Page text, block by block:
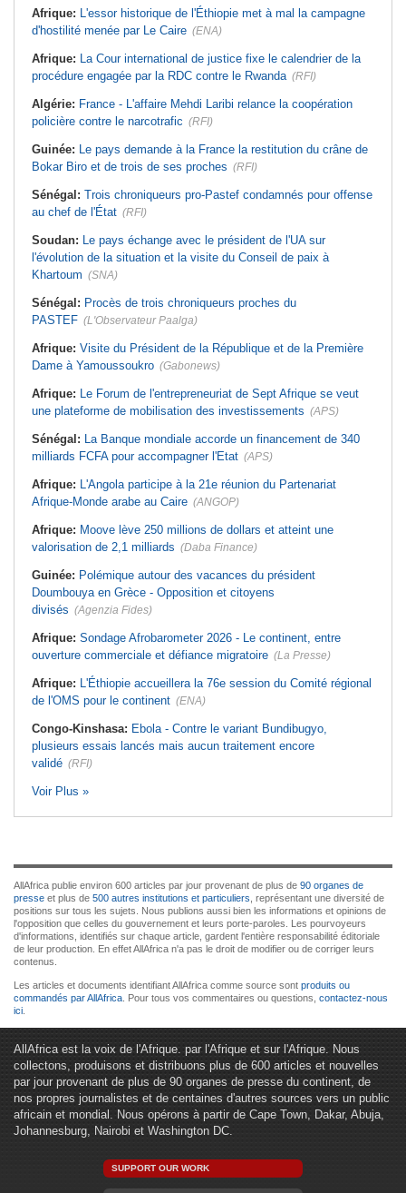
Afrique: L'essor historique de l'Éthiopie met à mal la campagne
d'hostilité menée par Le Caire (ENA)
Afrique: La Cour international de justice fixe le calendrier de la
procédure engagée par la RDC contre le Rwanda (RFI)
Algérie: France - L'affaire Mehdi Laribi relance la coopération
policière contre le narcotrafic (RFI)
Guinée: Le pays demande à la France la restitution du crâne de
Bokar Biro et de trois de ses proches (RFI)
Sénégal: Trois chroniqueurs pro-Pastef condamnés pour offense
au chef de l'État (RFI)
Soudan: Le pays échange avec le président de l'UA sur
l'évolution de la situation et la visite du Conseil de paix à
Khartoum (SNA)
Sénégal: Procès de trois chroniqueurs proches du
PASTEF (L'Observateur Paalga)
Afrique: Visite du Président de la République et de la Première
Dame à Yamoussoukro (Gabonews)
Afrique: Le Forum de l'entrepreneuriat de Sept Afrique se veut
une plateforme de mobilisation des investissements (APS)
Sénégal: La Banque mondiale accorde un financement de 340
milliards FCFA pour accompagner l'Etat (APS)
Afrique: L'Angola participe à la 21e réunion du Partenariat
Afrique-Monde arabe au Caire (ANGOP)
Afrique: Moove lève 250 millions de dollars et atteint une
valorisation de 2,1 milliards (Daba Finance)
Guinée: Polémique autour des vacances du président
Doumbouya en Grèce - Opposition et citoyens
divisés (Agenzia Fides)
Afrique: Sondage Afrobarometer 2026 - Le continent, entre
ouverture commerciale et défiance migratoire (La Presse)
Afrique: L'Éthiopie accueillera la 76e session du Comité régional
de l'OMS pour le continent (ENA)
Congo-Kinshasa: Ebola - Contre le variant Bundibugyo,
plusieurs essais lancés mais aucun traitement encore
validé (RFI)
Voir Plus »
AllAfrica publie environ 600 articles par jour provenant de plus de 90 organes de
presse et plus de 500 autres institutions et particuliers , représentant une diversité de
positions sur tous les sujets. Nous publions aussi bien les informations et opinions de
l'opposition que celles du gouvernement et leurs porte-paroles. Les pourvoyeurs
d'informations, identifiés sur chaque article, gardent l'entière responsabilité éditoriale
de leur production. En effet AllAfrica n'a pas le droit de modifier ou de corriger leurs
contenus.
Les articles et documents identifiant AllAfrica comme source sont produits ou
commandés par AllAfrica . Pour tous vos commentaires ou questions, contactez-nous
ici
AllAfrica est la voix de l'Afrique. par l'Afrique et sur l'Afrique. Nous
collectons, produisons et distribuons plus de 600 articles et nouvelles
par jour provenant de plus de 90 organes de presse du continent, de
nos propres journalistes et de centaines d'autres sources vers un public
africain et mondial. Nous opérons à partir de Cape Town, Dakar, Abuja,
Johannesburg, Nairobi et Washington DC.
SUPPORT OUR WORK